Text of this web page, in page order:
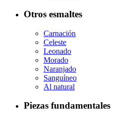
Otros esmaltes
Carnación
Celeste
Leonado
Morado
Naranjado
Sanguíneo
Al natural
Piezas fundamentales